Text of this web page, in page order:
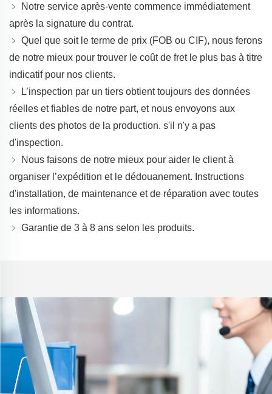
﹥ Notre service après-vente commence immédiatement
après la signature du contrat.
﹥ Quel que soit le terme de prix (FOB ou CIF), nous ferons
de notre mieux pour trouver le coût de fret le plus bas à titre
indicatif pour nos clients.
﹥ L’inspection par un tiers obtient toujours des données
réelles et fiables de notre part, et nous envoyons aux
clients des photos de la production. s'il n'y a pas
d'inspection.
﹥ Nous faisons de notre mieux pour aider le client à
organiser l’expédition et le dédouanement. Instructions
d'installation, de maintenance et de réparation avec toutes
les informations.
﹥ Garantie de 3 à 8 ans selon les produits.